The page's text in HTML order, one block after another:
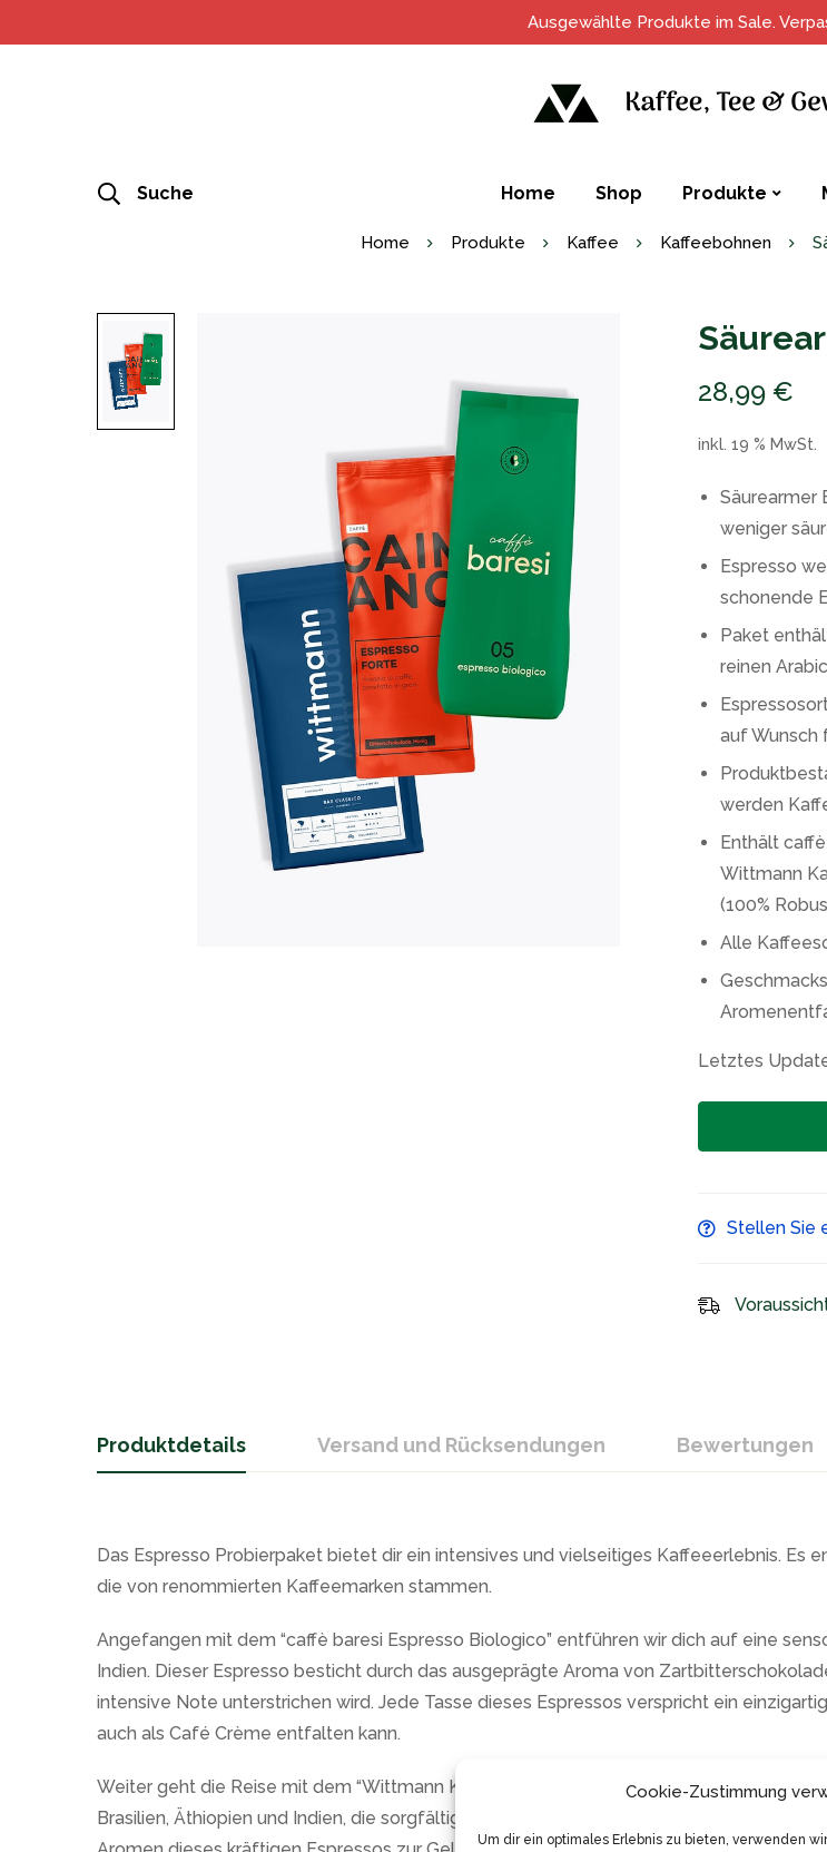
Cookie-Zustimmung
Um dir ein optimales Erlebnis zu bieten, verwenden
Ausgewählte Produkte im Sale.
Suche Home Shop Produkte
Home Produkte Kaffee Kaffeebohnen
28,99 €
inkl. 19 % MwSt.
Säurearmer
weniger
Espresso
schonende
Paket
reinen
auf Wunsch
werden
Enthält
Wittmann
(100%
Alle
Letztes
Stellen Sie
Produktdetails Versand und Rücksendungen Bewertungen
Das Espresso Probierpaket bietet dir ein intensives und vielseitiges Kaffeeerlebnis. Es
die von renommierten Kaffeemarken stammen.
Angefangen mit dem “caffè baresi Espresso Biologico” entführen wir dich auf eine
Indien. Dieser Espresso besticht durch das ausgeprägte Aroma von
intensive Note unterstrichen wird. Jede Tasse dieses Espressos verspricht ein
auch als Café Crème entfalten kann.
Weiter geht die Reise mit dem “Wittmann Kaffee Bar Classico”. Diese anspruchsvolle
Brasilien, Äthiopien und Indien, die sorgfältig nach der Triestiner Art geröstet werden.